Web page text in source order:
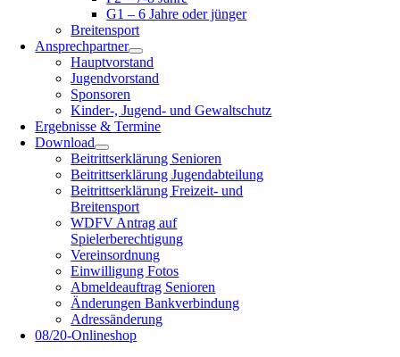
G1 – 6 Jahre oder jünger
Breitensport
Ansprechpartner
Hauptvorstand
Jugendvorstand
Sponsoren
Kinder-, Jugend- und Gewaltschutz
Ergebnisse & Termine
Download
Beitrittserklärung Senioren
Beitrittserklärung Jugendabteilung
Beitrittserklärung Freizeit- und
Breitensport
WDFV Antrag auf
Spielerberechtigung
Vereinsordnung
Einwilligung Fotos
Abmeldeauftrag Senioren
Änderungen Bankverbindung
Adressänderung
08/20-Onlineshop